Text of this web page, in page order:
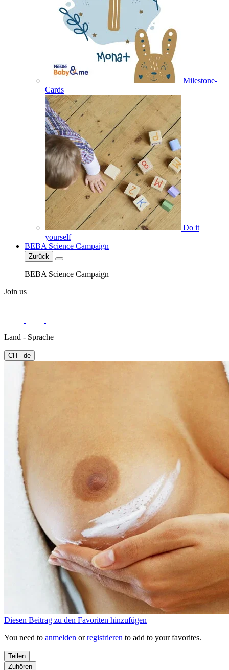
Milestone-
Cards
Do it
yourself
BEBA Science Campaign
Zurück
BEBA Science Campaign
Join us
Land - Sprache
CH - de
Diesen Beitrag zu den Favoriten hinzufügen
You need to anmelden orregistrieren to add to your favorites.
Teilen
Zuhören